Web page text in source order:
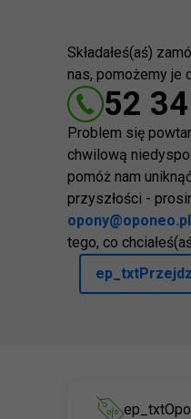
Składałeś(aś)
nas, pomożemy je
52
Problem się
chwilową
pomóż nam
przyszłości -
opony@oponeo.pl
tego, co